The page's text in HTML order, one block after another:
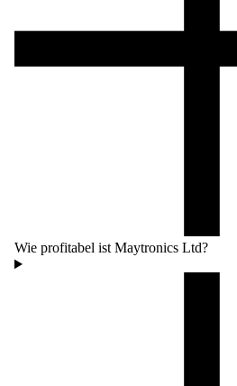
Wie profitabel ist Maytronics Ltd?